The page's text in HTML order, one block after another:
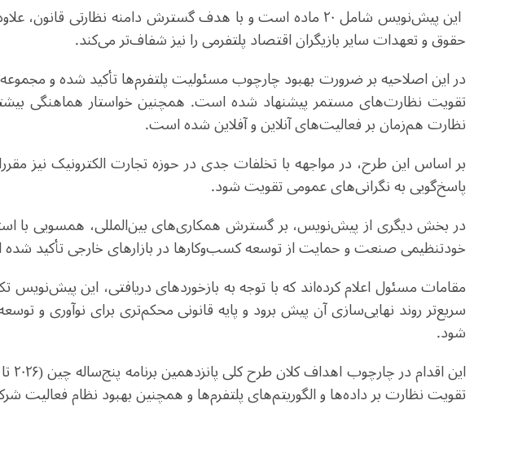
این پیش‌نویس شامل ۲۰ ماده است و با هدف گسترش دامنه نظارتی
حقوق و تعهدات سایر بازیگران اقتصاد پلتفرمی را نیز شفاف‌تر می‌کند.
در این اصلاحیه بر ضرورت بهبود چارچوب مسئولیت پلتفرم‌ها تأکید شده و
تقویت نظارت‌های مستمر پیشنهاد شده است. همچنین خواستار هماهنگی
نظارت هم‌زمان بر فعالیت‌های آنلاین و آفلاین شده است.
بر اساس این طرح، در مواجهه با تخلفات جدی در حوزه تجارت الکترونیک نیز
پاسخ‌گویی به نگرانی‌های عمومی تقویت شود.
در بخش دیگری از پیش‌نویس، بر گسترش همکاری‌های بین‌المللی، همسویی با
خودتنظیمی صنعت و حمایت از توسعه کسب‌وکارها در بازارهای خارجی تأکید
مقامات مسئول اعلام کرده‌اند که با توجه به بازخوردهای دریافتی، این
سریع‌تر روند نهایی‌سازی آن پیش برود و پایه قانونی محکم‌تری برای نوآوری و
شود.
تقویت نظارت بر داده‌ها و الگوریتم‌های پلتفرم‌ها و همچنین بهبود نظام فعالیت